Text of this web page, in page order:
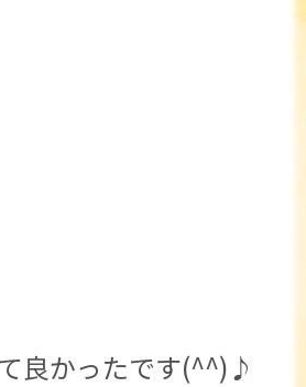
良かったです(^^)♪